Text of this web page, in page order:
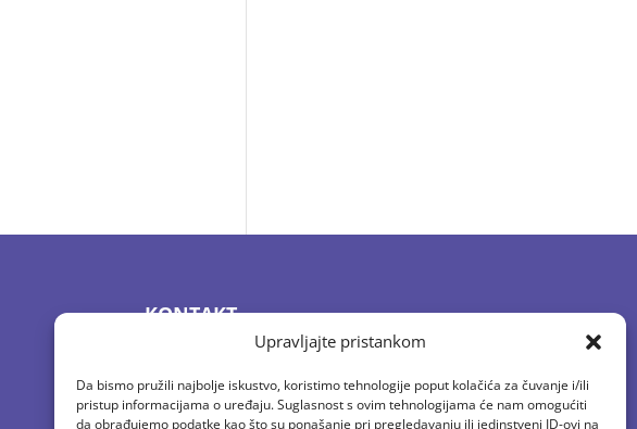
Upravljajte pristankom
Da bismo pružili najbolje iskustvo, koristimo tehnologije poput kolačića za čuvanje i/ili
pristup informacijama o uređaju. Suglasnost s ovim tehnologijama će nam omogućiti
da obrađujemo podatke kao što su ponašanje pri pregledavanju ili jedinstveni ID-ovi na
KONTAKT
E-mail: vrtic.baltazar@gmail.com
Fax: 01/ 4100 444